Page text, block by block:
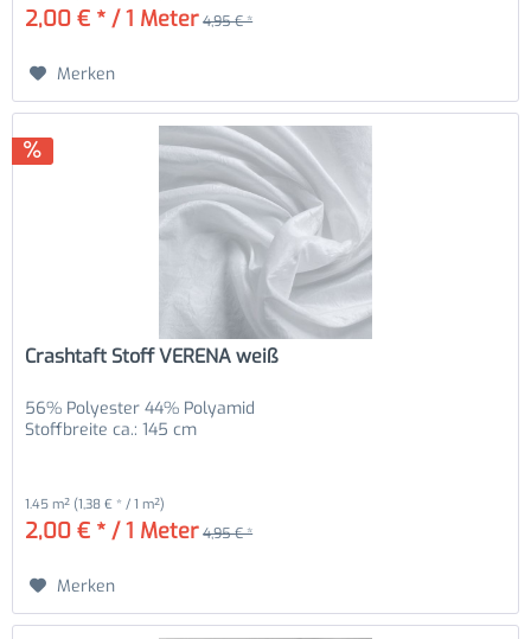
2,00 € * / 1 Meter 4,95 € *
Merken
Crashtaft Stoff VERENA weiß
56% Polyester 44% Polyamid
Stoffbreite ca.: 145 cm
1.45 m² (1,38 € * / 1 m²)
2,00 € * / 1 Meter 4,95 € *
Merken